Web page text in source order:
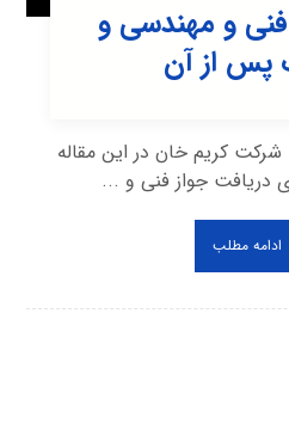
و مهندسی و
پس از آن
کریم خان در این مقاله
دریافت جواز فنی و ...
ادامه مطلب